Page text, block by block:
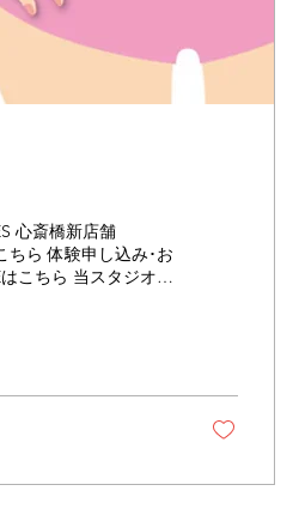
心斎橋新店舗
ら 体験申し込み･お
スタジオは
土肥です🌞 お体のお
、張っているよう
り感の主な原因】 ・